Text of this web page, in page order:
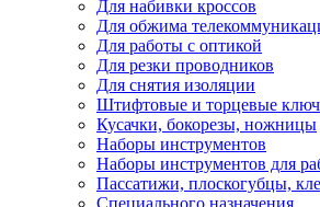
Для набивки кроссов
Для обжима
Для работы с оптикой
Для резки проводников
Для снятия изоляции
Штифтовые и торцевые
Кусачки, бокорезы, ножницы
Наборы инструментов
Наборы инструментов для
Пассатижи, плоскогубцы,
Специального назначения